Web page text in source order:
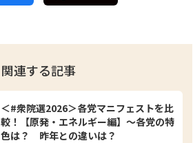
関連する記事
＜#衆院選2026＞各党マニフェストを比
較！【原発・エネルギー編】～各党の特
色は？ 昨年との違いは？